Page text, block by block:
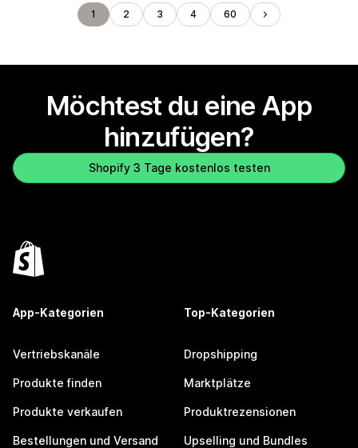
1 2 3 4 60
Möchtest du eine App
hinzufügen?
Shopify 3 Tage kostenlos testen
App-Kategorien
Vertriebskanäle
Produkte finden
Produkte verkaufen
Bestellungen und Versand
Top-Kategorien
Dropshipping
Marktplätze
Produktrezensionen
Upselling und Bundles